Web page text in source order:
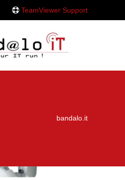
TeamViewer Support
bandalo.it